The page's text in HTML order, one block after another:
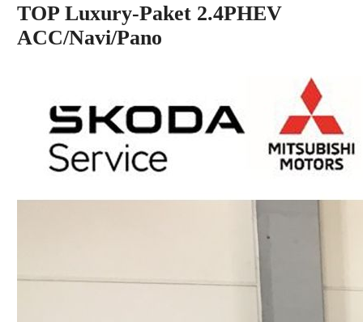
TOP Luxury-Paket 2.4PHEV
ACC/Navi/Pano